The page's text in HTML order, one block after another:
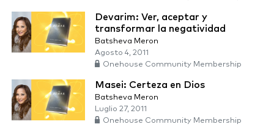
Devarim: Ver, aceptar y
transformar la negatividad
Batsheva Meron
Agosto 4, 2011
Onehouse Community Membership
Masei: Certeza en Dios
Batsheva Meron
Luglio 27, 2011
Onehouse Community Membership